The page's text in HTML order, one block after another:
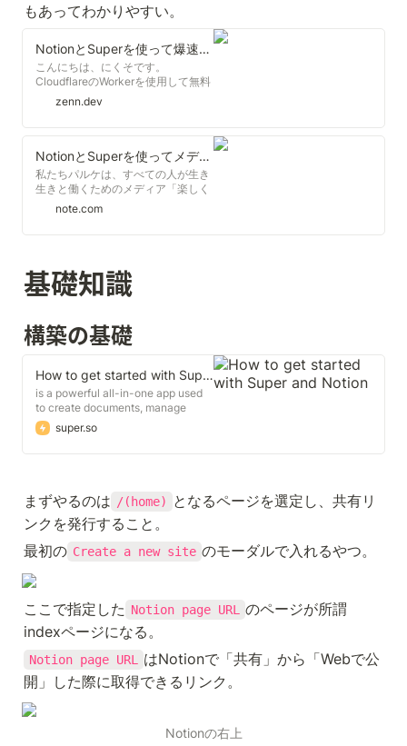
もあってわかりやすい。
NotionとSuperを使って爆速でWebサイトを公開する(独自ドメイン化)
こんにちは、にくそです。
CloudflareのWorkerを使用して無料
で独自ドメイン化する方法が金銭面
ことやサイトの読み込みに時間がか
かるのであまりよろしくありませ
ん。 有料のNotionの独自ドメイン化
にはいくつかサービスがありますが
今回はその中でも爆速で公開できる
Super というWebサービスを使って
公開してみます。 Superは1サイト
いからお金をかけたくない方は こち
らの記事 を参考にCloudflareを使用
して独自ドメイン化してみて下さ
作成したページに対して行えます(結
構いい) それでは早速Superを使用し
てNotionのサイトを独自ドメイン化
していきましょう はじめにSuperの
公式サイトにアクセスします
Super.so この真中の Create your
site をクリックします。 するとこの
ような美しいニューモフィズムの登
セスできます。 ニューモフィズムか
わいい！ 早速サイトをデプロイして
いきます！ 右上にある New siteを
クリックします。 すると の2つの選
択肢が表示されます。 Super
Defaultはただ独自ドメイン化する
だけ、Super StaticはSEO対策や表
示速度改善をしてくれるぽいです。
払う金は同じなので Super Staticを
選択します。 すると を入力する画
画面に表示する名前、Custom
domainには使用するドメイン、
Public Notion URLにはNotionをシ
ェアで出てきたURLをコピペしま
す。 Continueを押すとPretty URLs
というものを入力する画面が出ます
zenn.dev
NotionとSuperを使ってメディアをつくった話｜Parque（パルケ）｜note
私たちパルケは、すべての人が生き
生きと働くためのメディア「楽しく
働くを語るラボ」を立ち上げまし
note.com
基礎知識
構築の基礎
How to get started with Super and Notion
is a powerful all-in-one app used
to create documents, manage
projects, organise content and so
much more. Notion is also where
the content for your site lives and
Are you new to Notion?
super.so
まずやるのは /(home)
となるページを選定し、共有リ
ンクを発行すること。
最初の Create a new site のモーダルで入れるやつ。
ここで指定した Notion page URL
のページが所謂
indexページになる。
Notion page URL
はNotionで「共有」から「Webで公
開」した際に取得できるリンク。
Notionの右上